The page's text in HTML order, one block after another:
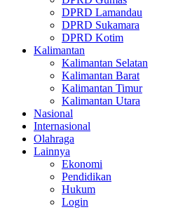
DPRD Lamandau
DPRD Sukamara
DPRD Kotim
Kalimantan
Kalimantan Selatan
Kalimantan Barat
Kalimantan Timur
Kalimantan Utara
Nasional
Internasional
Olahraga
Lainnya
Ekonomi
Pendidikan
Hukum
Login